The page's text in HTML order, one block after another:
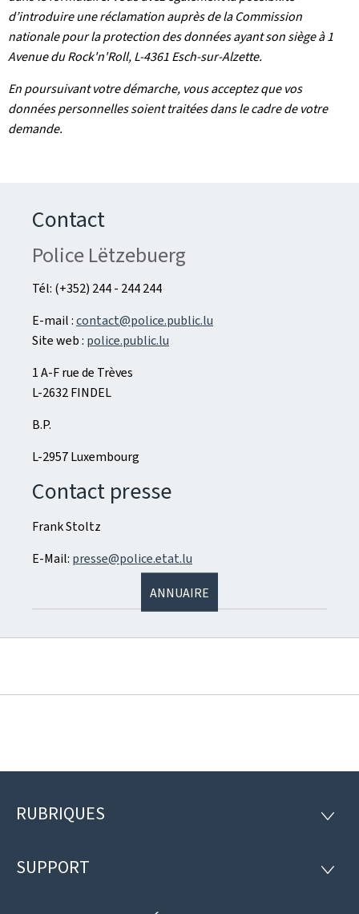
d’introduire une réclamation auprès de la Commission
nationale pour la protection des données ayant son siège à 1
Avenue du Rock'n'Roll, L-4361 Esch-sur-Alzette.
En poursuivant votre démarche, vous acceptez que vos
données personnelles soient traitées dans le cadre de votre
demande.
Contact
Police Lëtzebuerg
Tél: (+352) 244 - 244 244
E-mail :contact@police.public.lu
Site web : police.public.lu
1 A-F rue de Trèves
L-2632 FINDEL
B.P.
L-2957 Luxembourg
Contact presse
Frank Stoltz
E-Mail: presse@police.etat.lu
ANNUAIRE
Pied
page
RUBRIQUES
SUPPORT